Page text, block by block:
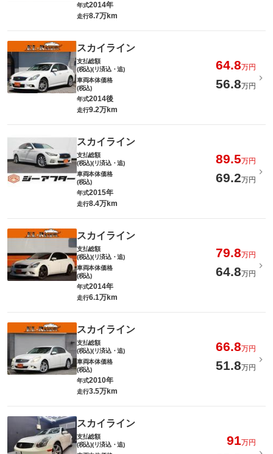
年式2014年
走行8.7万km
スカイライン
支払総額
(税込)(リ済込・追)
64.8万円
車両本体価格
(税込)
56.8万円
年式2014後
走行9.2万km
スカイライン
支払総額
(税込)(リ済込・追)
89.5万円
車両本体価格
(税込)
69.2万円
年式2015年
走行8.4万km
スカイライン
支払総額
(税込)(リ済込・追)
79.8万円
車両本体価格
(税込)
64.8万円
年式2014年
走行6.1万km
スカイライン
支払総額
(税込)(リ済込・追)
66.8万円
車両本体価格
(税込)
51.8万円
年式2010年
走行3.5万km
スカイライン
支払総額
(税込)(リ済込・追)
91万円